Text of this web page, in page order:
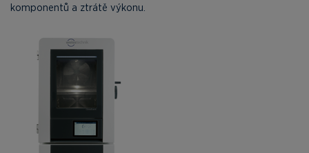
komponentů a ztrátě výkonu.